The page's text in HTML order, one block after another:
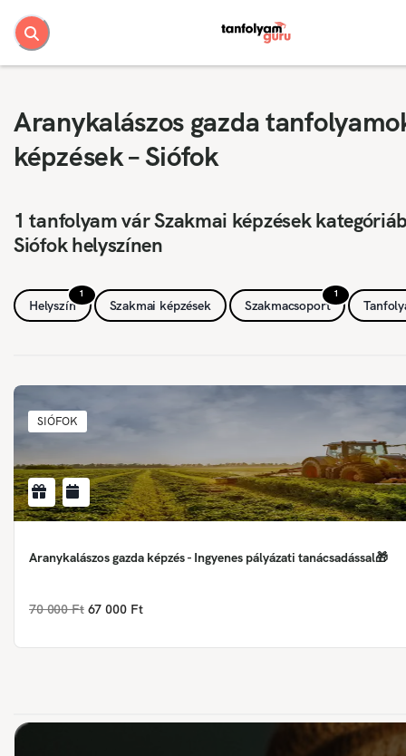
Aranykalászos gazda
képzések – Siófok
1 tanfolyam vár Szakmai képzések
Siófok helyszínen
1
Helyszín Szakmai képzések
1
Szakmacsoport
SIÓFOK
Aranykalászos gazda képzés - Ingyenes pályázati tanácsadással🎁
70 000 Ft 67 000 Ft